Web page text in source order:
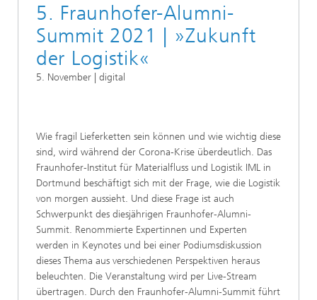
5. Fraunhofer-Alumni-
Summit 2021 | »Zukunft
der Logistik«
5. November | digital
Wie fragil Lieferketten sein können und wie wichtig diese
sind, wird während der Corona-Krise überdeutlich. Das
Fraunhofer-Institut für Materialfluss und Logistik IML in
Dortmund beschäftigt sich mit der Frage, wie die Logistik
von morgen aussieht. Und diese Frage ist auch
Schwerpunkt des diesjährigen Fraunhofer-Alumni-
Summit. Renommierte Expertinnen und Experten
werden in Keynotes und bei einer Podiumsdiskussion
dieses Thema aus verschiedenen Perspektiven heraus
beleuchten. Die Veranstaltung wird per Live-Stream
übertragen. Durch den Fraunhofer-Alumni-Summit führt